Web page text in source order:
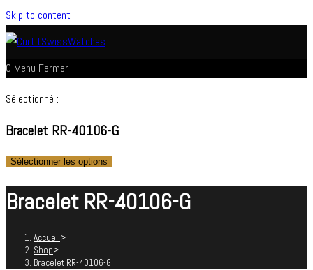
Skip to content
0 Menu Fermer
Sélectionné :
Bracelet RR-40106-G
Sélectionner les options
Bracelet RR-40106-G
Accueil>
Shop>
Bracelet RR-40106-G